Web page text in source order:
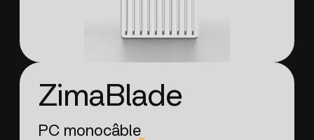
ZimaBlade
PC monocâble_